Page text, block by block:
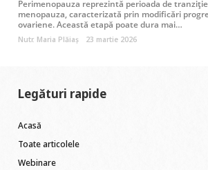
Perimenopauza reprezintă perioada de
menopauza, caracterizată prin modificări
ovariene. Această etapă poate dura mai…
Nutr. Maria Plăiaș 23 martie 2026
Legături rapide
Acasă
Toate articolele
Webinare